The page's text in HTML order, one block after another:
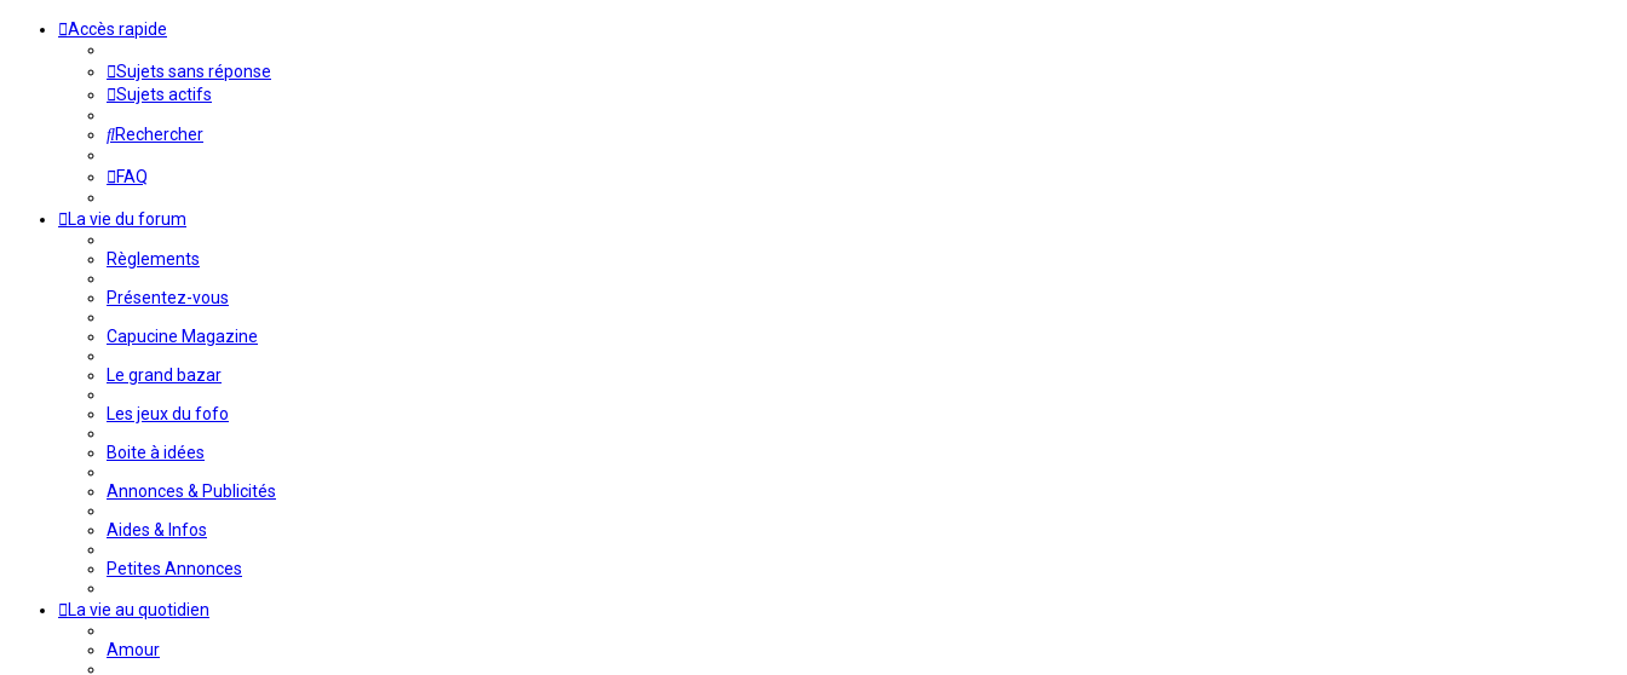
Accès rapide
Sujets sans réponse
Sujets actifs
Rechercher
FAQ
La vie du forum
Règlements
Présentez-vous
Capucine Magazine
Le grand bazar
Les jeux du fofo
Boite à idées
Annonces & Publicités
Aides & Infos
Petites Annonces
La vie au quotidien
Amour